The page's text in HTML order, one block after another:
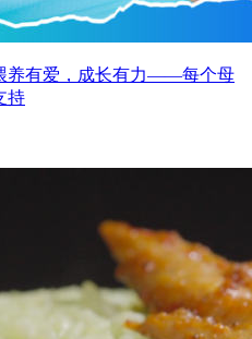
养有爱，成长有力——每个母
持